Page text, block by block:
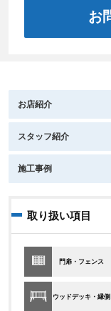
お
お店紹介
スタッフ紹介
施工事例
取り扱い項目
門扉・フェンス
ウッドデッキ・縁側